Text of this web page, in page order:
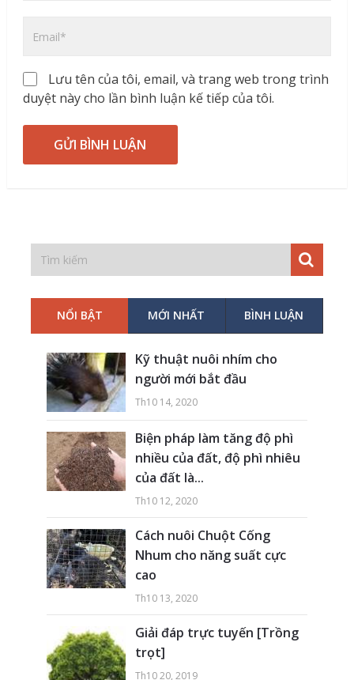
Lưu tên của tôi, email, và trang web trong trình
duyệt này cho lần bình luận kế tiếp của tôi.
NỔI BẬT MỚI NHẤT BÌNH LUẬN
Kỹ thuật nuôi nhím cho
người mới bắt đầu
Th10 14, 2020
Biện pháp làm tăng độ phì
nhiều của đất, độ phì nhiêu
của đất là...
Th10 12, 2020
Cách nuôi Chuột Cống
Nhum cho năng suất cực
cao
Th10 13, 2020
Giải đáp trực tuyến [Trồng
trọt]
Th10 20, 2019